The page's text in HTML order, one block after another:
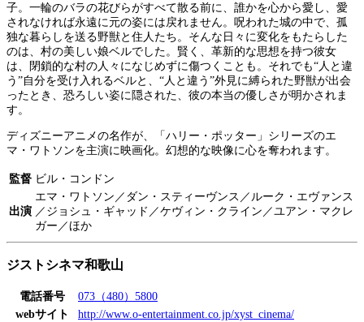
子。一輪のバラの花びらがすべて散る前に、誰かを心から愛し、愛
されなければ永遠に元の姿には戻れません。呪われた城の中で、孤
独な暮らしを送る野獣と住人たち。そんな日々に変化をもたらした
のは、村の美しい娘ベルでした。賢く、革新的な思想を持つ彼女
は、閉鎖的な村の人々になじめずに傷つくことも。それでも“人と違
う”自分を受け入れるベルと、“人と違う”外見に縛られた野獣が出会
ったとき、恐ろしい姿に隠された、彼の本当の優しさが明かされま
す。
ディズニーアニメの名作が、「ハリー・ポッター」シリーズのエ
マ・ワトソンを主演に映画化。幻想的な映像に心を奪われます。
監督 ビル・コンドン
出演
エマ・ワトソン／ダン・スティーヴンス／ルーク・エヴァンス
／ジョシュ・ギャッド／ケヴィン・クライン／ユアン・マクレ
ガー／ほか
ジストシネマ和歌山
電話番号
073（480）5800
webサイト
http://www.o-entertainment.co.jp/xyst_cinema/